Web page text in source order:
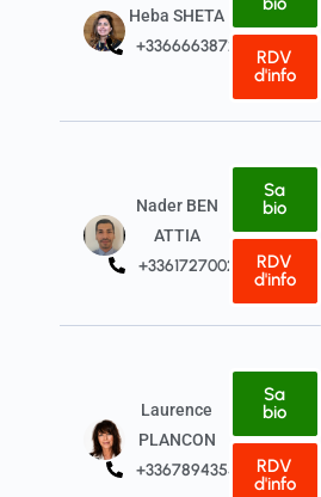
Heba SHETA
+33666638725
RDV
d'info
Nader BEN
ATTIA
+33617270026
Sa
bio
RDV
d'info
Laurence
PLANCON
+33678943555
Sa
bio
RDV
d'info